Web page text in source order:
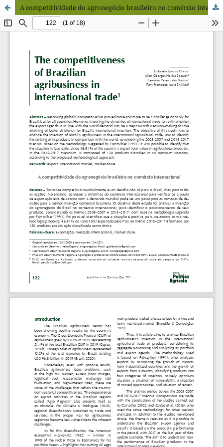
A competitividade do agronegócio brasileiro no comércio internacional